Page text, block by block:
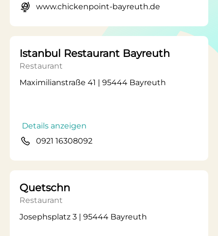
www.chickenpoint-bayreuth.de
Istanbul Restaurant Bayreuth
Restaurant
Maximilianstraße 41 | 95444 Bayreuth
Details anzeigen
0921 16308092
Quetschn
Restaurant
Josephsplatz 3 | 95444 Bayreuth